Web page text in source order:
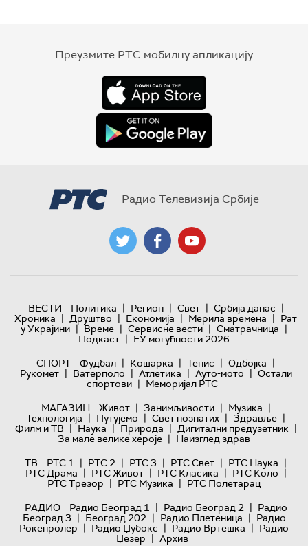
Преузмите РТС мобилну апликацију
Радио Телевизија Србије
ВЕСТИ Политика | Регион | Свет | Србија данас |
Хроника | Друштво | Економија | Мерила времена | Рат
у Украјини | Време | Сервисне вести | Сматрачница |
Подкаст | ЕУ могућности 2026
СПОРТ
Фудбал | Кошарка | Тенис | Одбојка |
Рукомет | Ватерполо | Атлетика | Ауто-мото | Остали
спортови | Меморијал РТС
МАГАЗИН
Живот | Занимљивости | Музика |
Технологијa | Путујемо | Свет познатих | Здравље |
Филм и ТВ | Наука | Природа | Дигитални предузетник |
За мале велике хероје | Наизглед здрав
ТВ
РТС 1 | РТС 2 | РТС 3 | РТС Свет | РТС Наука |
РТС Драма | РТС Живот | РТС Класика | РТС Коло |
РТС Трезор | РТС Музика | РТС Полетарац
РАДИО
Радио Београд 1 | Радио Београд 2 | Радио
Београд 3 | Београд 202 | Радио Плетеница | Радио
Рокенролер | Радио Џубокс | Радио Вртешка | Радио
Џезер | Архив